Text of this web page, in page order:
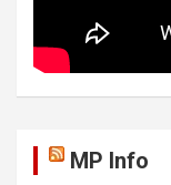
MP Info